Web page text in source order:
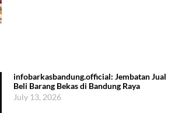
infobarkasbandung.official: Jembatan Jual
Beli Barang Bekas di Bandung Raya
July 13, 2026